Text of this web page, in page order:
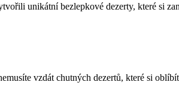
unikátní bezlepkové dezerty, které si
vzdát chutných⁢ dezertů,​ které si⁣